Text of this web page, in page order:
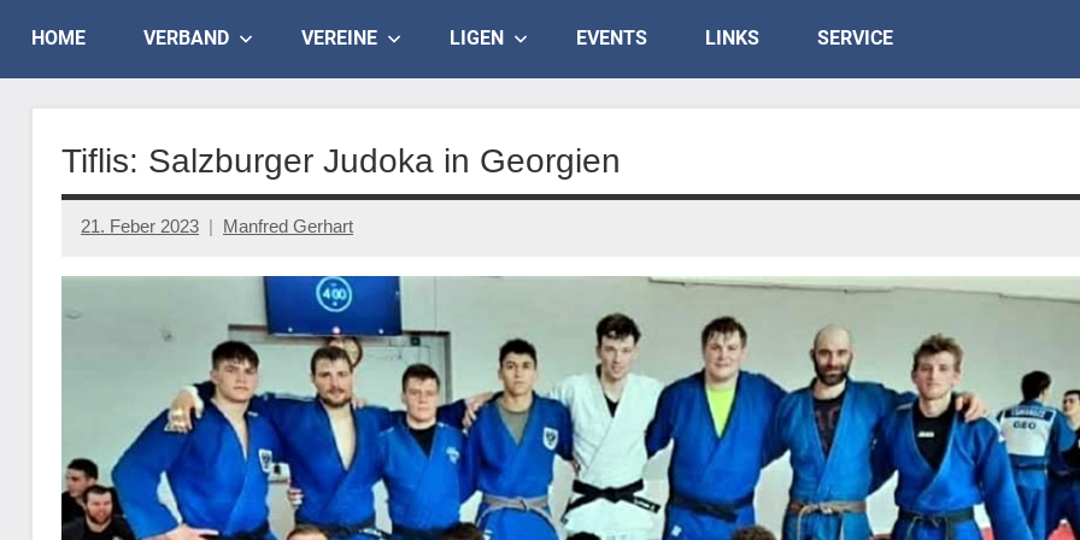
content
Judo
Landesverband
Salzburg
HOME VERBAND VEREINE LIGEN EVENTS LINKS SERVICE
Tiflis: Salzburger Judoka in Georgien
21. Feber 2023 Manfred Gerhart